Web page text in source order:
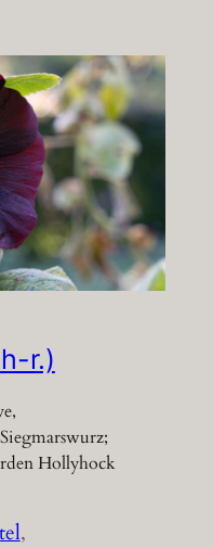
r.)
Hollyhock